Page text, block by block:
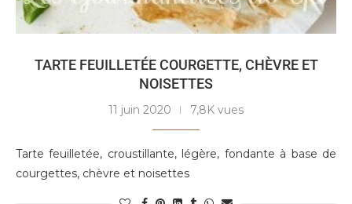
TARTE FEUILLETÉE COURGETTE, CHÈVRE ET
NOISETTES
11 juin 2020 7,8K vues
Tarte feuilletée, croustillante, légère, fondante à base de
courgettes, chèvre et noisettes